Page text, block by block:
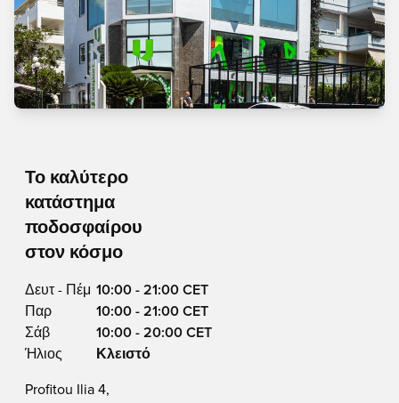
Το καλύτερο
κατάστημα
ποδοσφαίρου
στον κόσμο
Δευτ - Πέμ 10:00 - 21:00 CET
Παρ
10:00 - 21:00 CET
Σάβ
10:00 - 20:00 CET
Ήλιος
Κλειστό
Profitou Ilia 4,